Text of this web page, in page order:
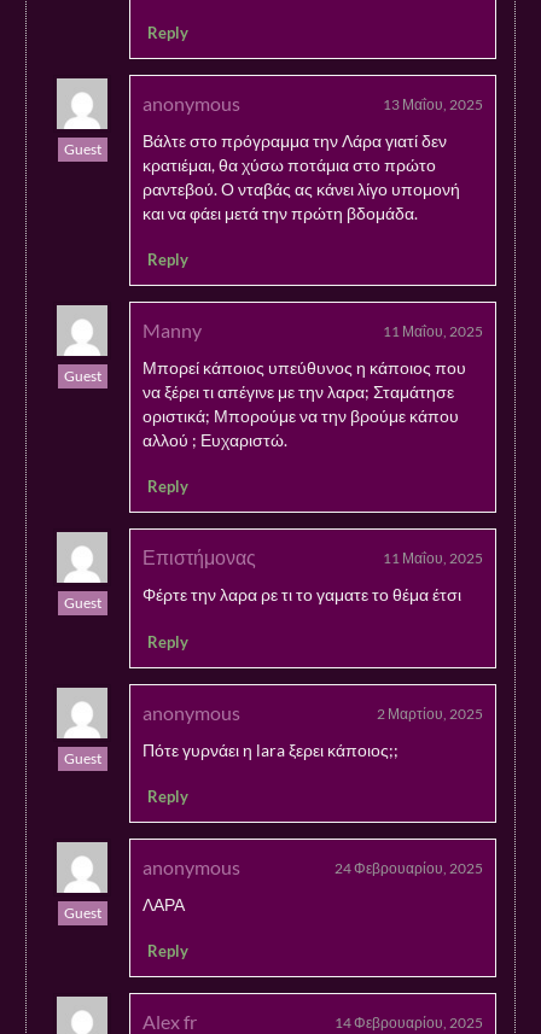
Reply
Guest
anonymous 13 Μαΐου, 2025
Βάλτε στο πρόγραμμα την Λάρα γιατί δεν
κρατιέμαι, θα χύσω ποτάμια στο πρώτο
ραντεβού. Ο νταβάς ας κάνει λίγο υπομονή
και να φάει μετά την πρώτη βδομάδα.
Reply
Guest
Manny 11 Μαΐου, 2025
Μπορεί κάποιος υπεύθυνος η κάποιος που
να ξέρει τι απέγινε με την λαρα; Σταμάτησε
οριστικά; Μπορούμε να την βρούμε κάπου
αλλού ; Ευχαριστώ.
Reply
Guest
Επιστήμονας 11 Μαΐου, 2025
Φέρτε την λαρα ρε τι το γαματε το θέμα έτσι
Reply
Guest
anonymous 2 Μαρτίου, 2025
Πότε γυρνάει η lara ξερει κάποιος;;
Reply
Guest
anonymous 24 Φεβρουαρίου, 2025
ΛΑΡΑ
Reply
Alex fr 14 Φεβρουαρίου, 2025